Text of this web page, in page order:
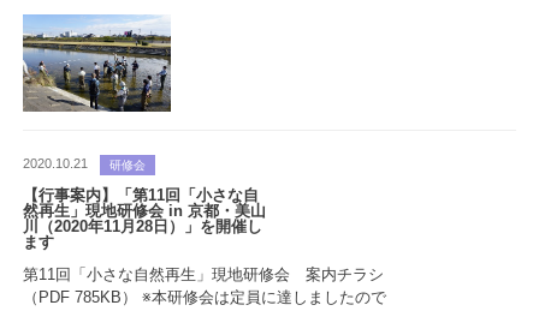
2020.10.21 研修会
【行事案内】「第11回「小さな自
然再生」現地研修会 in 京都・美山
川（2020年11月28日）」を開催し
ます
第11回「小さな自然再生」現地研修会 案内チラシ
（PDF 785KB） ※本研修会は定員に達しましたので